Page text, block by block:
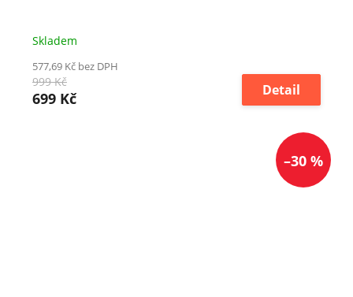
Skladem
577,69 Kč bez DPH
999 Kč
699 Kč Detail
–30 %